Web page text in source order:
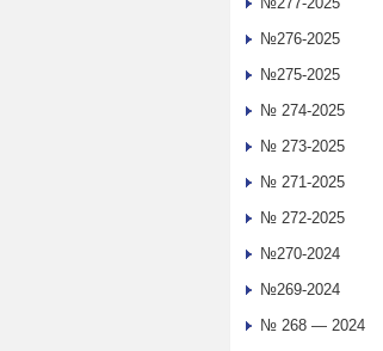
№276-2025
№275-2025
№ 274-2025
№ 273-2025
№ 271-2025
№ 272-2025
№270-2024
№269-2024
№ 268 — 2024